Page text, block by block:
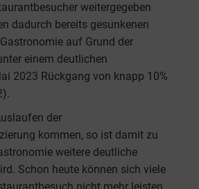
weitergegeben
dadurch bereits gesunkenen
auf Grund der
einem deutlichen
2023 Rückgang von knapp 10%
der
kommen, so ist damit zu
weitere deutliche
Schon heute können sich viele